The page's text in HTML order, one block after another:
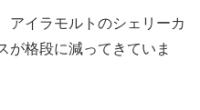
アイラモルトのシェリーカ
が格段に減ってきていま